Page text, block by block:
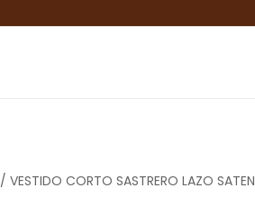
/ VESTIDO CORTO SASTRERO LAZO SATEN